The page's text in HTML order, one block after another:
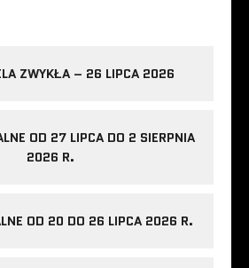
ZWYKŁA – 26 LIPCA 2026
OD 27 LIPCA DO 2 SIERPNIA
2026 R.
OD 20 DO 26 LIPCA 2026 R.